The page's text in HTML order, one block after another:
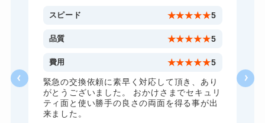
金庫カギ開け 14,300円～(税込)
金庫カギ修理 11,000円～(税込)
11,000円～(税込)
8,800円～(税込)
ドアノブカギ開け 10,780円～(税込)
ドアノブカギ作成
スピード ★★★★★5
品質 ★★★★★5
費用 ★★★★★5
緊急の交換依頼に素早く対応して頂き、あり
がとうございました。 おかけさまでセキュリ
ティ面と使い勝手の良さの両面を得る事が出
来ました。